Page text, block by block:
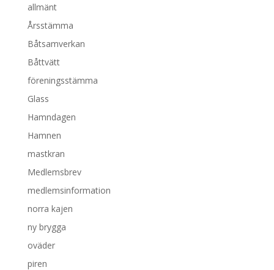
allmänt
Årsstämma
Båtsamverkan
Båttvätt
föreningsstämma
Glass
Hamndagen
Hamnen
mastkran
Medlemsbrev
medlemsinformation
norra kajen
ny brygga
oväder
piren